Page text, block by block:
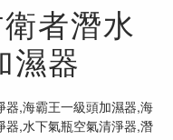
者潛水
濕器
器,海霸王一級頭加濕器,海
器,水下氣瓶空氣清淨器,潛